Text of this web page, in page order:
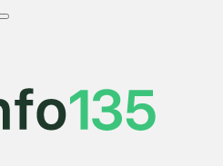
Search